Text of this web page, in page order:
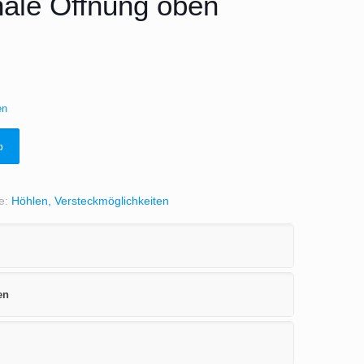
Höhlen, Versteckmöglichkeiten